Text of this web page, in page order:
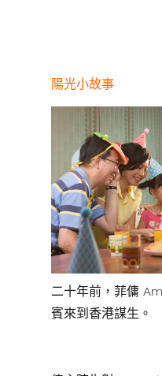
陽光小故事
二十年前，菲傭
賓來到香港謀生。